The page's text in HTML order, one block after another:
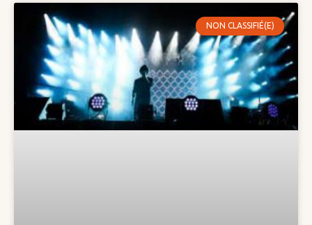
NON CLASSIFIÉ(E)